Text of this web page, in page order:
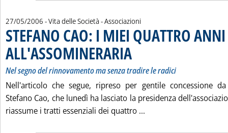
27/05/2006 - Vita delle Società - Associazioni
STEFANO CAO: I MIEI QUATTRO ANNI
ALL'ASSOMINERARIA
Nel segno del rinnovamento ma senza tradire le radici
Nell'articolo che segue, ripreso per gentile concessione
Stefano Cao, che lunedì ha lasciato la presidenza
riassume i tratti essenziali dei quattro ...